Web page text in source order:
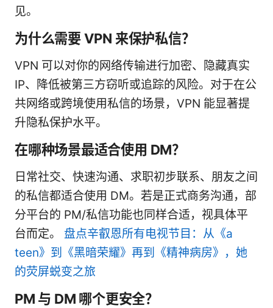
见。
为什么需要 VPN 来保护私信？
VPN 可以对你的网络传输进行加密、隐藏真实
IP、降低被第三方窃听或追踪的风险。对于在公
共网络或跨境使用私信的场景，VPN 能显著提
升隐私保护水平。
在哪种场景最适合使用 DM？
日常社交、快速沟通、求职初步联系、朋友之间
的私信都适合使用 DM。若是正式商务沟通，部
分平台的 PM/私信功能也同样合适，视具体平
台而定。 盘点辛叡恩所有电视节目：从《a
teen》到《黑暗荣耀》再到《精神病房》，她
的荧屏蜕变之旅
PM 与 DM 哪个更安全？